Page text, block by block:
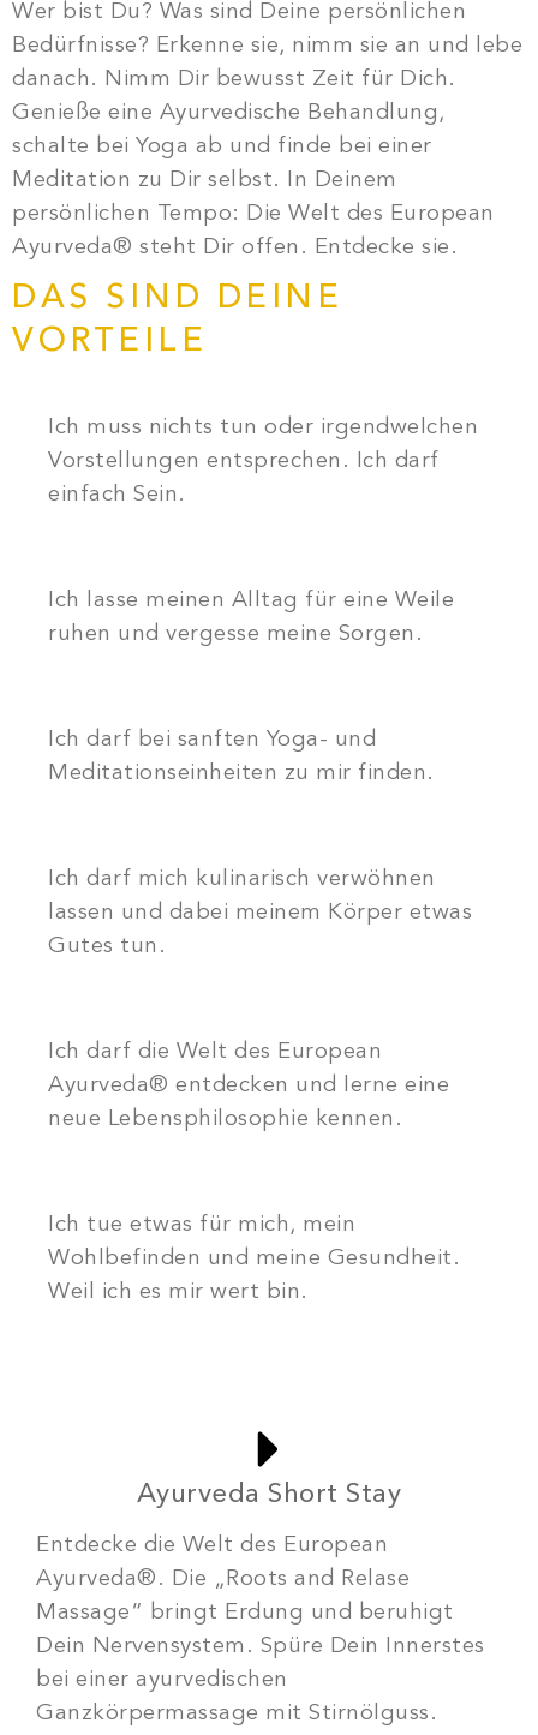
Wer bist Du? Was sind Deine persönlichen
Bedürfnisse? Erkenne sie, nimm sie an und lebe
danach. Nimm Dir bewusst Zeit für Dich.
Genieße eine Ayurvedische Behandlung,
schalte bei Yoga ab und finde bei einer
Meditation zu Dir selbst. In Deinem
persönlichen Tempo: Die Welt des European
Ayurveda® steht Dir offen. Entdecke sie.
DAS SIND DEINE
VORTEILE
Ich muss nichts tun oder irgendwelchen
Vorstellungen entsprechen. Ich darf
einfach Sein.
Ich lasse meinen Alltag für eine Weile
ruhen und vergesse meine Sorgen.
Ich darf bei sanften Yoga- und
Meditationseinheiten zu mir finden.
Ich darf mich kulinarisch verwöhnen
lassen und dabei meinem Körper etwas
Gutes tun.
Ich darf die Welt des European
Ayurveda® entdecken und lerne eine
neue Lebensphilosophie kennen.
Ich tue etwas für mich, mein
Wohlbefinden und meine Gesundheit.
Weil ich es mir wert bin.
Ayurveda Short Stay
Entdecke die Welt des European
Ayurveda®. Die „Roots and Relase
Massage“ bringt Erdung und beruhigt
Dein Nervensystem. Spüre Dein Innerstes
bei einer ayurvedischen
Ganzkörpermassage mit Stirnölguss.